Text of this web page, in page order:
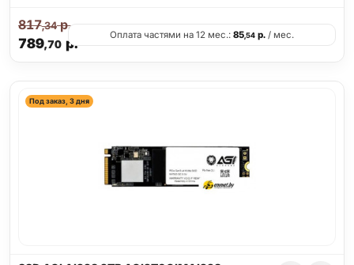
789,70р.
817,34р.
Оплата частями на 12 мес.: 85,54 р. / мес.
Под заказ, 3 дня